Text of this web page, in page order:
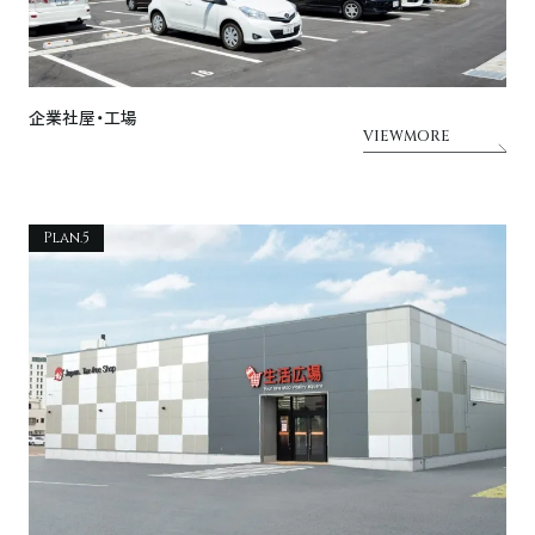
企業社屋・工場
VIEWMORE
Plan.5